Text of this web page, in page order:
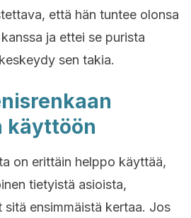
että hän tuntee olonsa
ja ettei se purista
sen takia.
käyttöön
on erittäin helppo käyttää,
tietyistä asioista,
ensimmäistä kertaa. Jos